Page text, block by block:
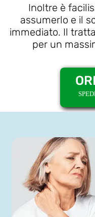
Inoltre è
assumerlo e il
immediato. Il
per un